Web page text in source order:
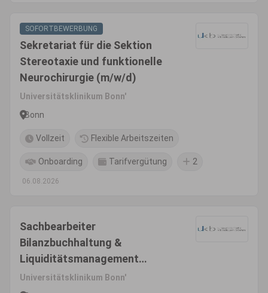
SOFORTBEWERBUNG
Sekretariat für die Sektion
Stereotaxie und funktionelle
Neurochirurgie (m/w/d)
Universitätsklinikum Bonn'
Bonn
Vollzeit Flexible Arbeitszeiten
Onboarding Tarifvergütung 2
06.08.2026
Sachbearbeiter
Bilanzbuchhaltung &
Liquiditätsmanagement
(m/w/d)
Universitätsklinikum Bonn'